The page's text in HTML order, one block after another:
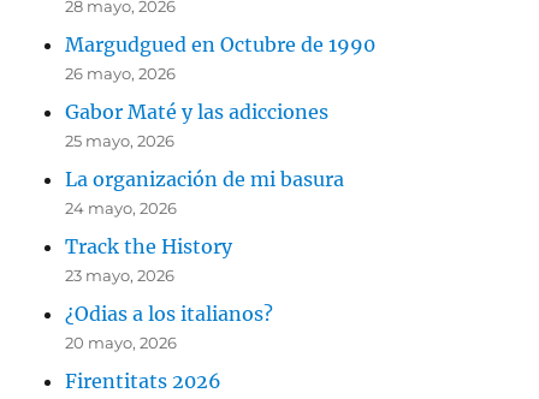
28 mayo, 2026
Margudgued en Octubre de 1990
26 mayo, 2026
Gabor Maté y las adicciones
25 mayo, 2026
La organización de mi basura
24 mayo, 2026
Track the History
23 mayo, 2026
¿Odias a los italianos?
20 mayo, 2026
Firentitats 2026